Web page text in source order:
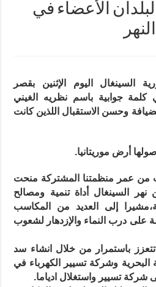
الأعضاء في
اليوم الإثنين بقصر
كلمة جوابية باسم نظريه الغيني
وحسن الاستقبال اللذين كانت
أرض موريتانيا.
عمر منظمتنا المشتركة منحت
السينغال أداة تنمية ومصالح
إلى العديد من المكاسب
على درب النماء والإزدهار لشعوب
باستمرار من خلال انشاء سد
البحرية وشركة تسيير الكهرباء في
شركة تسيير واستغلال ادياما.